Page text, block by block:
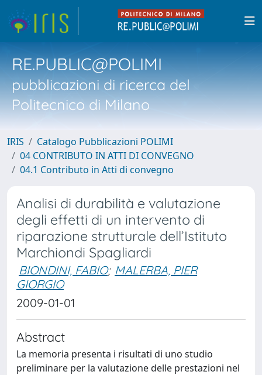
RE.PUBLIC@POLIMI
pubblicazioni di ricerca del
Politecnico di Milano
IRIS
Catalogo Pubblicazioni POLIMI
04 CONTRIBUTO IN ATTI DI CONVEGNO
04.1 Contributo in Atti di convegno
Analisi di durabilità e valutazione
degli effetti di un intervento di
riparazione strutturale dell’Istituto
Marchiondi Spagliardi
BIONDINI, FABIO; MALERBA, PIER
GIORGIO
2009-01-01
Abstract
La memoria presenta i risultati di uno studio
preliminare per la valutazione delle prestazioni nel